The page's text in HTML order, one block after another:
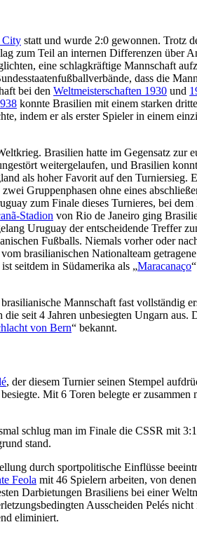
City statt und wurde 2:0 gewonnen. Trotz
zum Teil an internen Differenzen über
eine schlagkräftige Mannschaft
dass die
bei den Weltmeisterschaften 1930 und
konnte Brasilien mit einem starken
indem er als erster Spieler in einem
Brasilien hatte im Gegensatz zur
weitergelaufen, und Brasilien
als hoher Favorit auf den Turniersieg.
Gruppenphasen ohne eines
zum Finale dieses Turnieres, bei dem
Stadion von Rio de Janeiro ging
Uruguay der entscheidende Treffer
Fußballs. Niemals vorher oder
brasilianischen Nationalteam
ist seitdem in Südamerika als „Maracanaço
Mannschaft fast vollständig
seit 4 Jahren unbesiegten Ungarn
von Bern“ bekannt.
, der diesem Turnier seinen Stempel
Mit 6 Toren belegte er zusammen
schlug man im Finale die CSSR mit
stand.
durch sportpolitische Einflüsse
Feola mit 46 Spielern arbeiten, von
Darbietungen Brasiliens bei einer
Ausscheiden Pelés
eliminiert.